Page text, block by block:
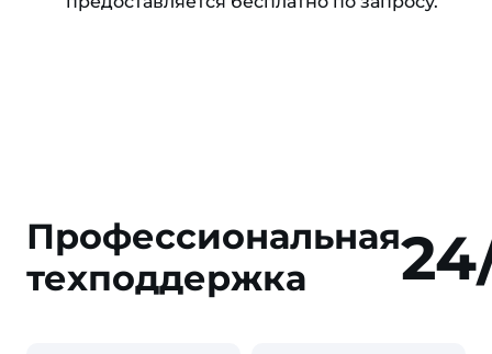
Профессиональная
техподдержка